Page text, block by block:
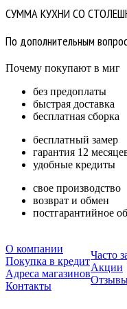
СУММА КУХНИ СО
По дополнительным
Почему покупают в миг
без предоплаты
быстрая доставка
бесплатная сборка
бесплатный замер
гарантия 12
удобные кредиты
свое производство
возврат и обмен
постгарантийное
О компании
Покупка в кредит
Адреса магазинов
Контакты
Часто
Акции